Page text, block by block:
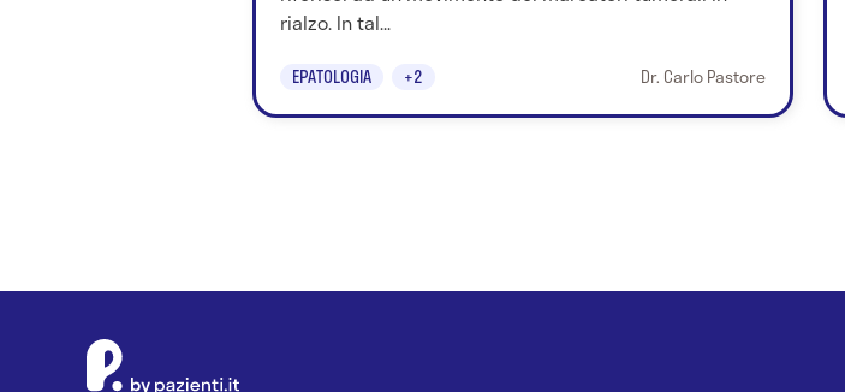
rialzo. In tal...
EPATOLOGIA +2 Dr. Carlo Pastore